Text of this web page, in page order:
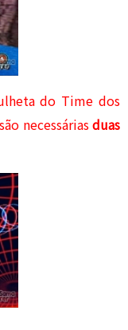
do Time dos
necessáriasduas